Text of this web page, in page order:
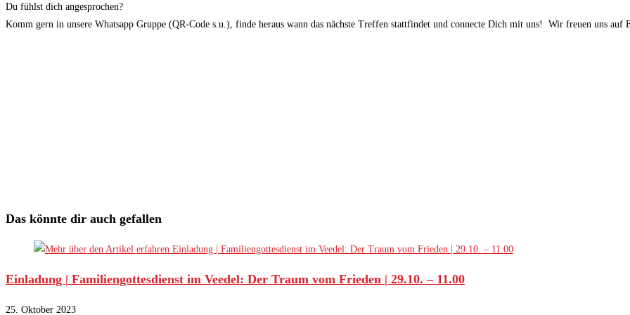
Du fühlst dich angesprochen?
Komm gern in unsere Whatsapp Gruppe (QR-Code s.u.), finde heraus wann das nächste Treffen stattfindet und connecte Dich mit uns! Wir freuen uns auf
Das könnte dir auch gefallen
Einladung | Familiengottesdienst im Veedel: Der Traum vom Frieden | 29.10. – 11.00
25. Oktober 2023